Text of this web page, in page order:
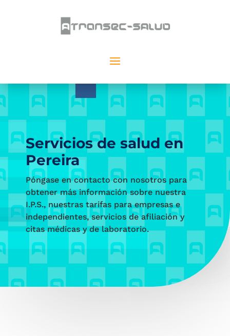
Servicios de salud en
Pereira
Póngase en contacto con nosotros para
obtener más información sobre nuestra
I.P.S., nuestras tarifas para empresas e
independientes, servicios de afiliación y
citas médicas y de laboratorio.